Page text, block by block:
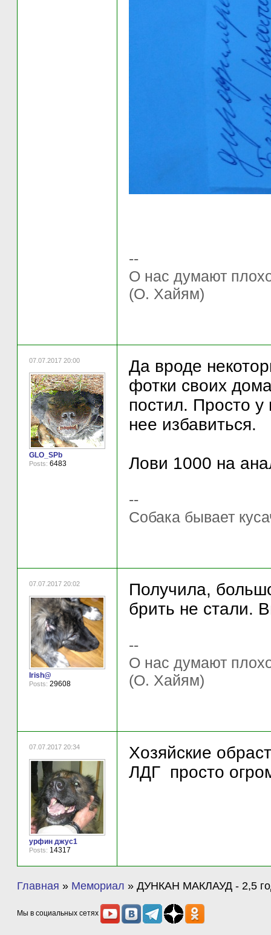
--
О нас думают
(О. Хайям)
07.07.2017 20:00
GLO_SPb
Posts: 6483
Да вроде
фотки своих
постил. Просто
нее избавиться.
Лови 1000 на
--
Собака бывает
07.07.2017 20:02
Irish@
Posts: 29608
Получила,
брить не стали.
--
О нас думают
(О. Хайям)
07.07.2017 20:34
урфин джус1
Posts: 14317
Хозяйские
ЛДГ просто
Главная » Мемориал » ДУНКАН МАКЛАУД - 2,5
Мы в социальных сетях